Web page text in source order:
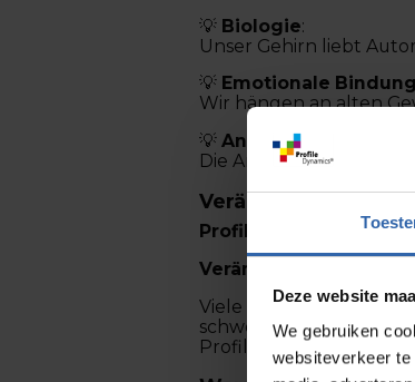
Deze website
We gebruiken
websiteverkeer
💡 Biologie:
Unser Gehirn liebt
💡 Emotionale
Wir hängen an alten
💡Angst vor Misserfolg
Die Angst zu scheitern
Veränderung
Profile Dynamics®
Veränderung beginnt
Viele Organisationen
schwer.
Profile Dynamics®